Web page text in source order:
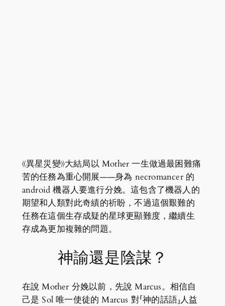
《異星災變》大結局以 Mother 一生做過最困難痛
苦的任務為重心開展——身為 necromancer 的
android 機器人要進行分娩。這包含了機器人的
期望和人類對此奇績的祈盼，不過這個艱難的
任務在這個生存成疑的星球更顯難度，繼續生
存成為更加複雜的問題。
神諭還是陰謀？
在說 Mother 分娩以前，先說 Marcus。相信自
己是 Sol 唯一使徒的 Marcus 對「神的話語」人益